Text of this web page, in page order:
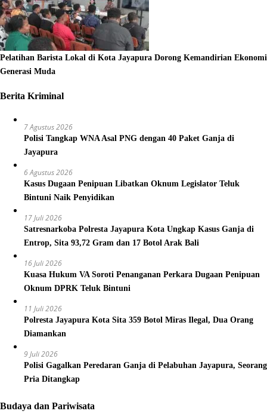
Pelatihan Barista Lokal di Kota Jayapura Dorong Kemandirian Ekonomi
Generasi Muda
Berita Kriminal
7 Agustus 2026
Polisi Tangkap WNA Asal PNG dengan 40 Paket Ganja di
Jayapura
6 Agustus 2026
Kasus Dugaan Penipuan Libatkan Oknum Legislator Teluk
Bintuni Naik Penyidikan
17 Juli 2026
Satresnarkoba Polresta Jayapura Kota Ungkap Kasus Ganja di
Entrop, Sita 93,72 Gram dan 17 Botol Arak Bali
16 Juli 2026
Kuasa Hukum VA Soroti Penanganan Perkara Dugaan Penipuan
Oknum DPRK Teluk Bintuni
11 Juli 2026
Polresta Jayapura Kota Sita 359 Botol Miras Ilegal, Dua Orang
Diamankan
9 Juli 2026
Polisi Gagalkan Peredaran Ganja di Pelabuhan Jayapura, Seorang
Pria Ditangkap
Budaya dan Pariwisata